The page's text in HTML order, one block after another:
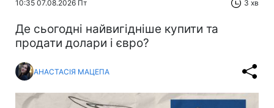
10:35 07.08.2026 Пт 3 хв
Де сьогодні найвигідніше купити та
продати долари і євро?
АНАСТАСІЯ МАЦЕПА